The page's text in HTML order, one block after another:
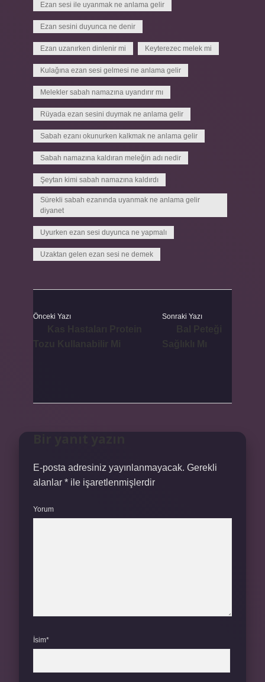
Ezan sesi ile uyanmak ne anlama gelir
Ezan sesini duyunca ne denir
Ezan uzanırken dinlenir mi Keyterezec melek mi
Kulağına ezan sesi gelmesi ne anlama gelir
Melekler sabah namazına uyandırır mı
Rüyada ezan sesini duymak ne anlama gelir
Sabah ezanı okunurken kalkmak ne anlama gelir
Sabah namazına kaldıran meleğin adı nedir
Şeytan kimi sabah namazına kaldırdı
Sürekli sabah ezanında uyanmak ne anlama gelir
diyanet
Uyurken ezan sesi duyunca ne yapmalı
Uzaktan gelen ezan sesi ne demek
Önceki Yazı Sonraki Yazı
E-posta adresiniz yayınlanmayacak. Gerekli
alanlar * ile işaretlenmişlerdir
Yorum
İsim*